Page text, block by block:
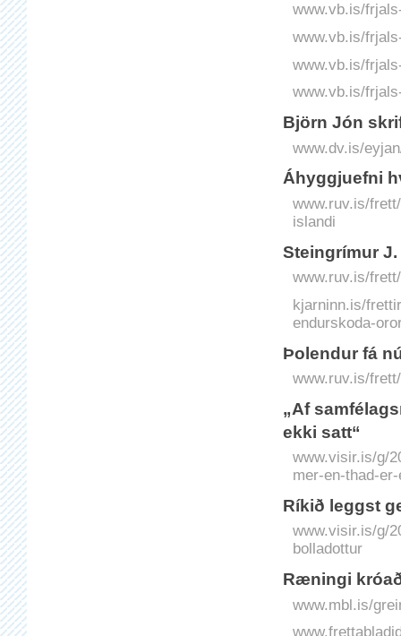
www.vb.is/
www.vb.is/
www.vb.is/
www.vb.is/
Björn Jón
www.dv.is/
Áhyggjuefni
www.ruv.is/
islandi
Steingrímur
www.ruv.is/
kjarninn.is/
endurskoda-
Þolendur fá
www.ruv.is/
„Af
ekki satt“
www.visir.is/g/
mer-en-thad-
Ríkið leggst
www.visir.is/g/
bolladottur
Ræningi
www.mbl.is/